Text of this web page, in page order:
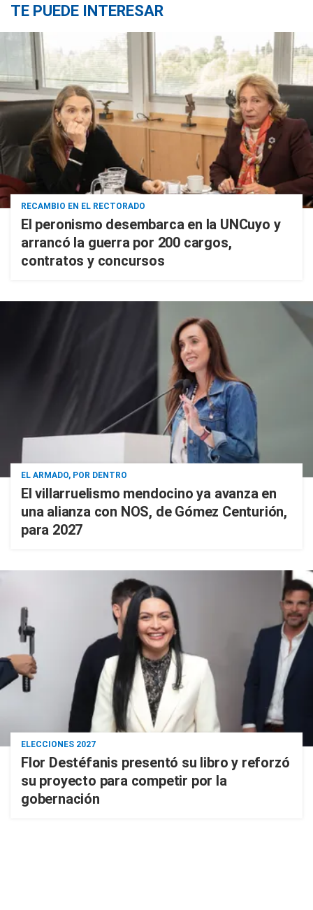
TE PUEDE INTERESAR
RECAMBIO EN EL RECTORADO
El peronismo desembarca en la UNCuyo y
arrancó la guerra por 200 cargos,
contratos y concursos
EL ARMADO, POR DENTRO
El villarruelismo mendocino ya avanza en
una alianza con NOS, de Gómez Centurión,
para 2027
ELECCIONES 2027
Flor Destéfanis presentó su libro y reforzó
su proyecto para competir por la
gobernación